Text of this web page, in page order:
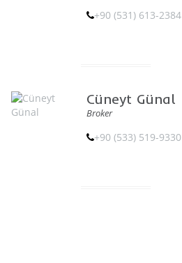
+90 (531) 613-2384
Cüneyt Günal
Broker
+90 (533) 519-9330